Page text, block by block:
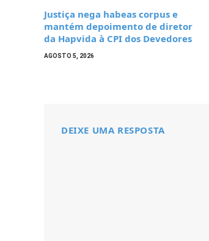
Justiça nega habeas corpus e
mantém depoimento de diretor
da Hapvida à CPI dos Devedores
AGOSTO 5, 2026
DEIXE UMA RESPOSTA